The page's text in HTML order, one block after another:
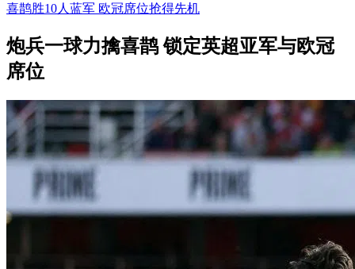
喜鹊胜10人蓝军 欧冠席位抢得先机
炮兵一球力擒喜鹊 锁定英超亚军与欧冠
席位